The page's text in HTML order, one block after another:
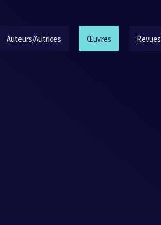
Auteurs/Autrices Œuvres